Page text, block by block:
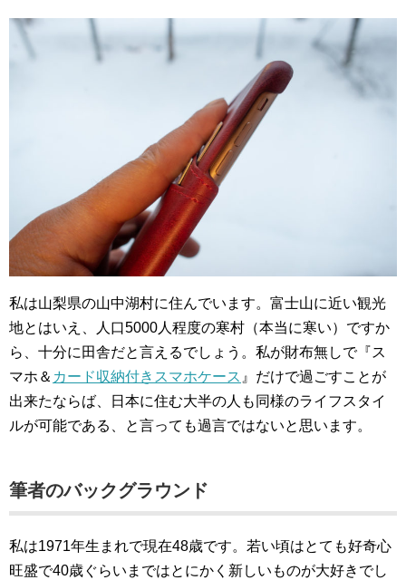
私は山梨県の山中湖村に住んでいます。富士山に近い観光
地とはいえ、人口5000人程度の寒村（本当に寒い）ですか
ら、十分に田舎だと言えるでしょう。私が財布無しで『ス
マホ＆ カード収納付きスマホケース 』だけで過ごすことが
出来たならば、日本に住む大半の人も同様のライフスタイ
ルが可能である、と言っても過言ではないと思います。
筆者のバックグラウンド
私は1971年生まれで現在48歳です。若い頃はとても好奇心
旺盛で40歳ぐらいまではとにかく新しいものが大好きでし